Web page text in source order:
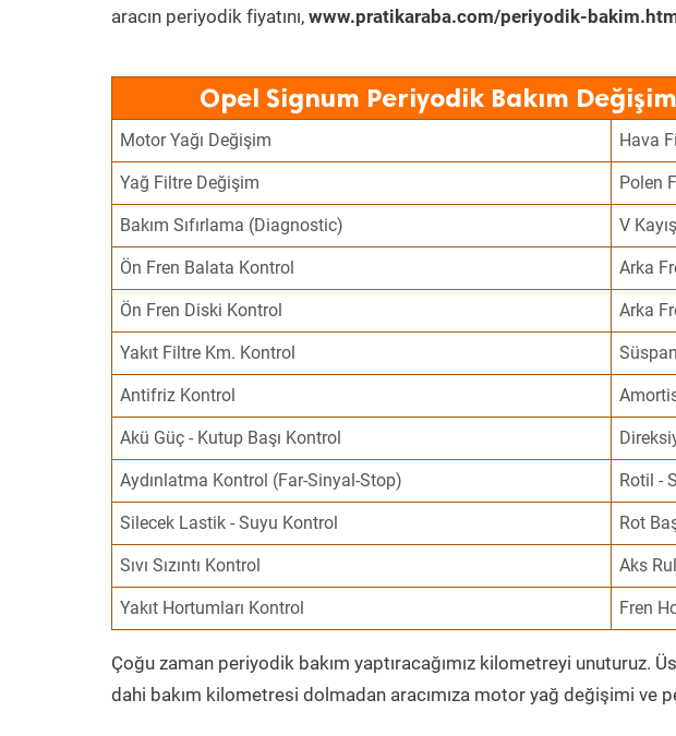
aracın periyodik fiyatını, www.pratikaraba.com/periyodik-
Opel Signum Periyodik Bakım
Motor Yağı Değişim Hava
Yağ Filtre Değişim Polen
Bakım Sıfırlama (Diagnostic) V
Ön Fren Balata Kontrol Arka
Ön Fren Diski Kontrol Arka
Yakıt Filtre Km. Kontrol
Antifriz Kontrol
Akü Güç - Kutup Başı Kontrol
Aydınlatma Kontrol (Far-Sinyal-Stop) Rotil -
Silecek Lastik - Suyu Kontrol Rot
Sıvı Sızıntı Kontrol Aks
Yakıt Hortumları Kontrol Fren
Çoğu zaman periyodik bakım yaptıracağımız kilometreyi unuturuz.
dahi bakım kilometresi dolmadan aracımıza motor yağ değişimi ve